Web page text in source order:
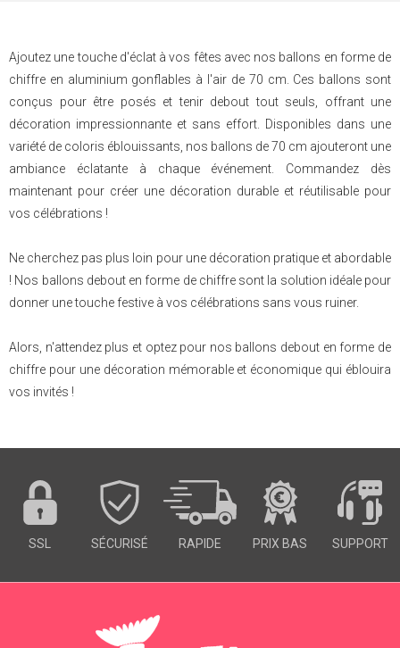
Ajoutez une touche d'éclat à vos fêtes avec nos ballons en forme de
chiffre en aluminium gonflables à l'air de 70 cm. Ces ballons sont
conçus pour être posés et tenir debout tout seuls, offrant une
décoration impressionnante et sans effort. Disponibles dans une
variété de coloris éblouissants, nos ballons de 70 cm ajouteront une
ambiance éclatante à chaque événement. Commandez dès
maintenant pour créer une décoration durable et réutilisable pour
vos célébrations !
Ne cherchez pas plus loin pour une décoration pratique et abordable
! Nos ballons debout en forme de chiffre sont la solution idéale pour
donner une touche festive à vos célébrations sans vous ruiner.
Alors, n'attendez plus et optez pour nos ballons debout en forme de
chiffre pour une décoration mémorable et économique qui éblouira
vos invités !
SSL SÉCURISÉ RAPIDE PRIX BAS SUPPORT